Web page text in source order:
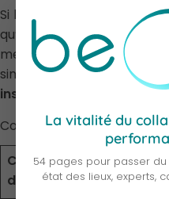
Si l’obligation de moyens
qu’il prouve le caractère
mesures, alors la
simple indicateur RH
instrument de sécurité
Considérons deux
Cas A — Dossier
déclaratif
La vitalité du
54 pages pour passer
état des lieux, experts,